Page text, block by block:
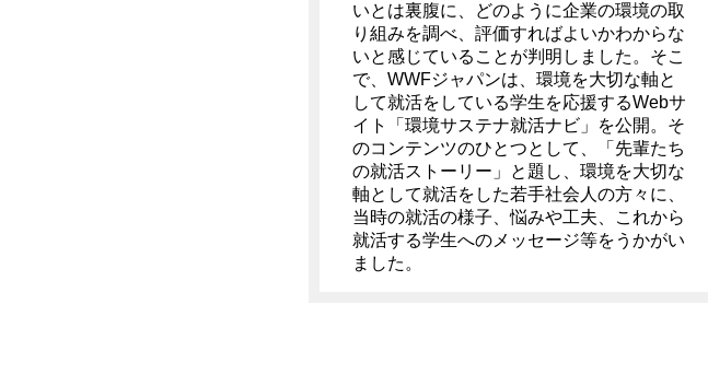
いとは裏腹に、どのように企業の環境の取
り組みを調べ、評価すればよいかわからな
いと感じていることが判明しました。そこ
で、WWFジャパンは、環境を大切な軸と
して就活をしている学生を応援するWebサ
イト「環境サステナ就活ナビ」を公開。そ
のコンテンツのひとつとして、「先輩たち
の就活ストーリー」と題し、環境を大切な
軸として就活をした若手社会人の方々に、
当時の就活の様子、悩みや工夫、これから
就活する学生へのメッセージ等をうかがい
ました。